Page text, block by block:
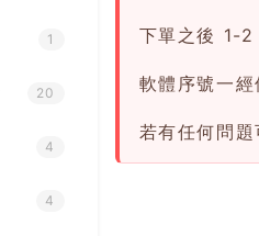
1
20
4
4
下單之後 1-
軟體序號一
若有任何問題